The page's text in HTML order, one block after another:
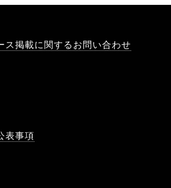
ス掲載に関するお問い合わせ
表事項